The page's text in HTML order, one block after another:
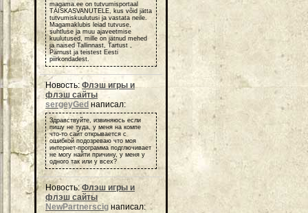
magama.ee on tutvumisportaal
TÄISKASVANUTELE, kus võid jätta
tutvumiskuulutusi ja vastata neile.
Magamaklubis leiad tutvuse,
suhtluse ja muu ajaveetmise
kuulutused, mille on jätnud mehed
ja naised Tallinnast, Tartust ,
Pärnust ja teistest Eesti
piirkondadest.
Новость:Флэш игры и
флэш сайты
sergeyGed написал:
Здравствуйте, извиняюсь если
пишу не туда, у меня на компе
что-то сайт открывается с
ошибкой подозреваю что моя
интернет-программа подглючивает
не могу найти причину, у меня у
одного так или у всех?
Новость:Флэш игры и
флэш сайты
NewPartnerscig написал: